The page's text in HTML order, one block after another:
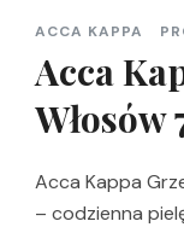
ACCA KAPPA
Acca
Włosów
Acca Kappa
– codzienna